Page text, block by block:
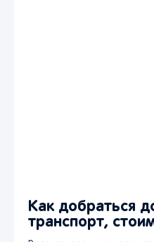
Как добраться
транспорт,